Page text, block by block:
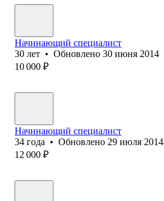
Начинающий специалист
30 лет • Обновлено 30 июня 2014
10 000 ₽
Начинающий специалист
34 года • Обновлено 29 июля 2014
12 000 ₽